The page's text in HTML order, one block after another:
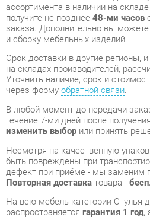
Срок доставки в другие регионы, и
на складах производителей,
Уточнить наличие, срок и
через формуобратной связи.
В любой момент до передачи
течение 7-ми дней после
изменить выборили принять
Несмотря на качественную
быть повреждены при
дефект при приёме - мы заменим
Повторная доставкатовара -
На всю мебель категории Стулья для
распространяетсягарантия 1 год, а
года с момента приобретения.
Стул Stool Group Танго велюр
изделие производства
современному государственному